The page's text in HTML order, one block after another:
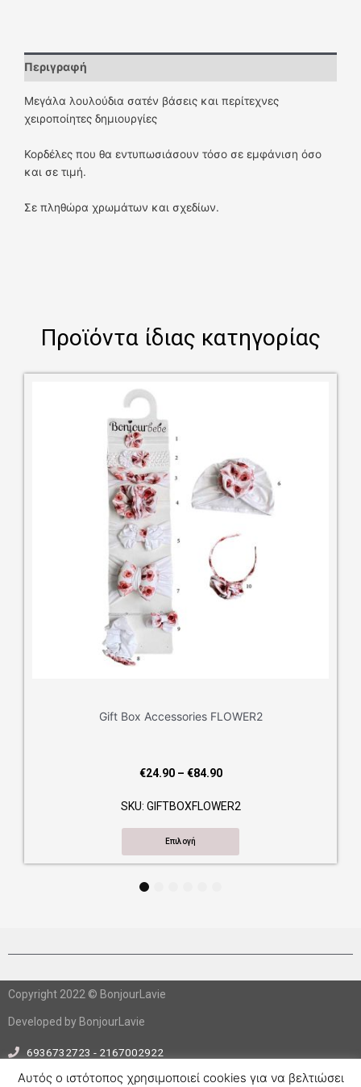
Περιγραφή
Μεγάλα λουλούδια σατέν βάσεις και περίτεχνες
χειροποίητες δημιουργίες
Κορδέλες που θα εντυπωσιάσουν τόσο σε εμφάνιση όσο
και σε τιμή.
Σε πληθώρα χρωμάτων και σχεδίων.
Προϊόντα ίδιας κατηγορίας
Gift Box Accessories FLOWER2
€24.90 – €84.90Price
€24.90
through
SKU: GIFTBOXFLOWER2
Επιλογή
4
Copyright 2022 © BonjourLavie
Developed by BonjourLavie
6936732723 - 2167002922
info@bonjourlavie.gr
Αυτός ο ιστότοπος χρησιμοποιεί cookies για να βελτιώσει